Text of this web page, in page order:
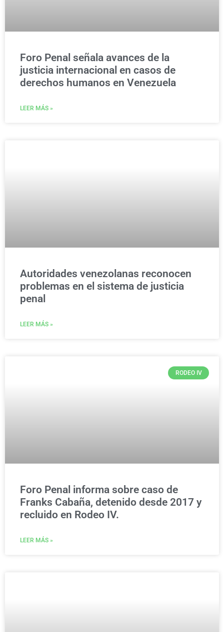
Foro Penal señala avances de la
justicia internacional en casos de
derechos humanos en Venezuela
LEER MÁS »
Autoridades venezolanas reconocen
problemas en el sistema de justicia
penal
LEER MÁS »
RODEO IV
Foro Penal informa sobre caso de
Franks Cabaña, detenido desde 2017 y
recluido en Rodeo IV.
LEER MÁS »